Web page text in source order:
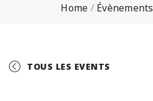
Home / Évènements
TOUS LES EVENTS